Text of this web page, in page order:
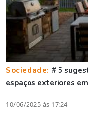
Sociedade: # 5
espaços exteriores
10/06/2025 às 17:24